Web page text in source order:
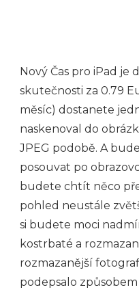
Nový Čas pro iPad je
skutečnosti za 0.79
měsíc) dostanete
naskenoval do
JPEG podobě. A
posouvat po
budete chtít něco
pohled neustále
si budete moci
kostrbaté a
rozmazanější
podepsalo